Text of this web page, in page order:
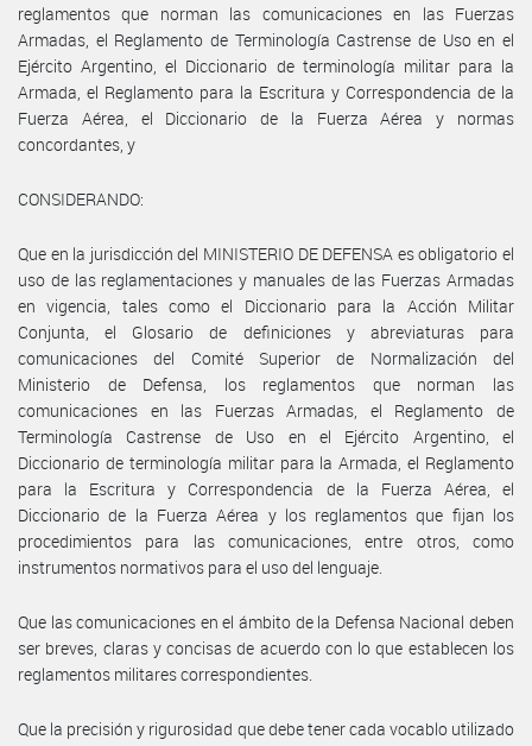
reglamentos que norman las comunicaciones en las Fuerzas
Armadas, el Reglamento de Terminología Castrense de Uso en el
Ejército Argentino, el Diccionario de terminología militar para la
Armada, el Reglamento para la Escritura y Correspondencia de la
Fuerza Aérea, el Diccionario de la Fuerza Aérea y normas
concordantes, y
CONSIDERANDO:
Que en la jurisdicción del MINISTERIO DE DEFENSA es obligatorio el
uso de las reglamentaciones y manuales de las Fuerzas Armadas
en vigencia, tales como el Diccionario para la Acción Militar
Conjunta, el Glosario de definiciones y abreviaturas para
comunicaciones del Comité Superior de Normalización del
Ministerio de Defensa, los reglamentos que norman las
comunicaciones en las Fuerzas Armadas, el Reglamento de
Terminología Castrense de Uso en el Ejército Argentino, el
Diccionario de terminología militar para la Armada, el Reglamento
para la Escritura y Correspondencia de la Fuerza Aérea, el
Diccionario de la Fuerza Aérea y los reglamentos que fijan los
procedimientos para las comunicaciones, entre otros, como
instrumentos normativos para el uso del lenguaje.
Que las comunicaciones en el ámbito de la Defensa Nacional deben
ser breves, claras y concisas de acuerdo con lo que establecen los
reglamentos militares correspondientes.
Que la precisión y rigurosidad que debe tener cada vocablo utilizado